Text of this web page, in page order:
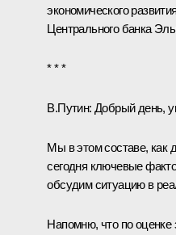
экономического развития
Центрального банка
* * *
В.Путин: Добрый день,
Мы в этом составе, как
сегодня ключевые
обсудим ситуацию в
Напомню, что по оценке